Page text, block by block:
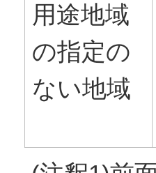
用途地域
の指定の
ない地域